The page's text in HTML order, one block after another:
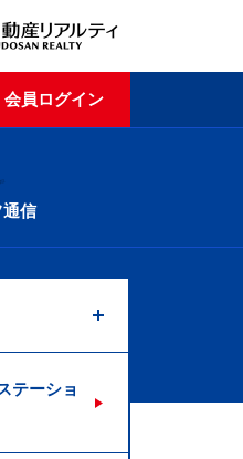
会員ログイン
通信
テーショ